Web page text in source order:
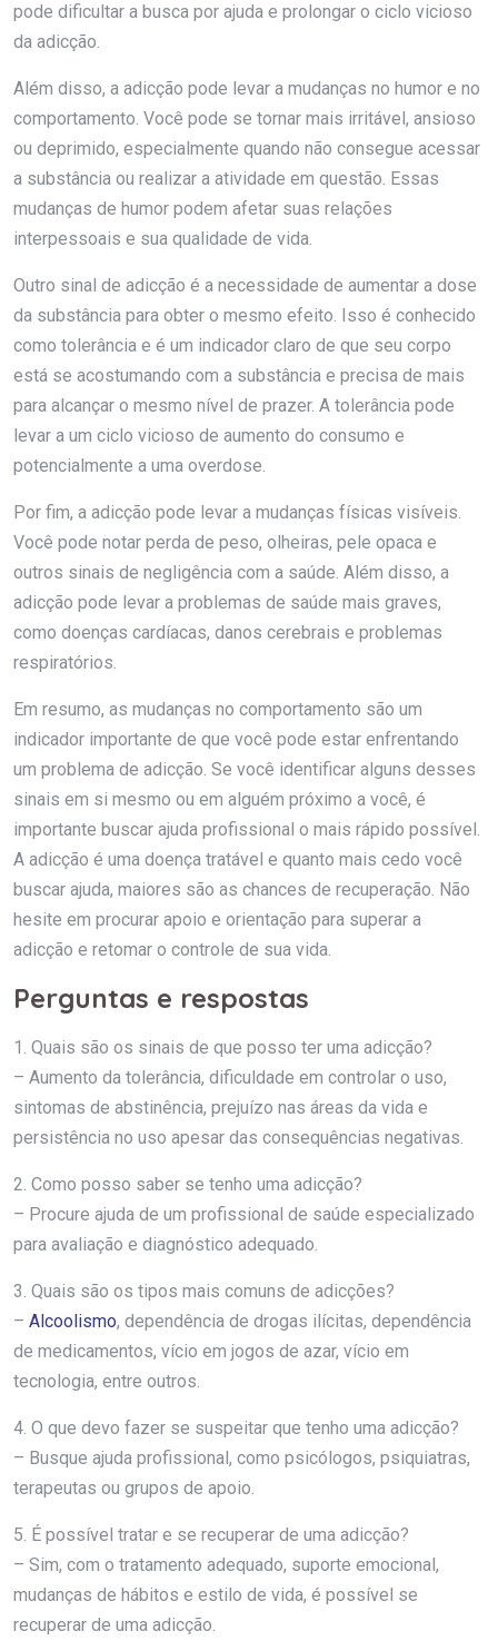
pode dificultar a busca por ajuda e prolongar o ciclo vicioso
da adicção.
Além disso, a adicção pode levar a mudanças no humor e no
comportamento. Você pode se tornar mais irritável, ansioso
ou deprimido, especialmente quando não consegue acessar
a substância ou realizar a atividade em questão. Essas
mudanças de humor podem afetar suas relações
interpessoais e sua qualidade de vida.
Outro sinal de adicção é a necessidade de aumentar a dose
da substância para obter o mesmo efeito. Isso é conhecido
como tolerância e é um indicador claro de que seu corpo
está se acostumando com a substância e precisa de mais
para alcançar o mesmo nível de prazer. A tolerância pode
levar a um ciclo vicioso de aumento do consumo e
potencialmente a uma overdose.
Por fim, a adicção pode levar a mudanças físicas visíveis.
Você pode notar perda de peso, olheiras, pele opaca e
outros sinais de negligência com a saúde. Além disso, a
adicção pode levar a problemas de saúde mais graves,
como doenças cardíacas, danos cerebrais e problemas
respiratórios.
Em resumo, as mudanças no comportamento são um
indicador importante de que você pode estar enfrentando
um problema de adicção. Se você identificar alguns desses
sinais em si mesmo ou em alguém próximo a você, é
importante buscar ajuda profissional o mais rápido possível.
A adicção é uma doença tratável e quanto mais cedo você
buscar ajuda, maiores são as chances de recuperação. Não
hesite em procurar apoio e orientação para superar a
adicção e retomar o controle de sua vida.
Perguntas e respostas
1. Quais são os sinais de que posso ter uma adicção?
– Aumento da tolerância, dificuldade em controlar o uso,
sintomas de abstinência, prejuízo nas áreas da vida e
persistência no uso apesar das consequências negativas.
2. Como posso saber se tenho uma adicção?
– Procure ajuda de um profissional de saúde especializado
para avaliação e diagnóstico adequado.
3. Quais são os tipos mais comuns de adicções?
– Alcoolismo, dependência de drogas ilícitas, dependência
de medicamentos, vício em jogos de azar, vício em
tecnologia, entre outros.
4. O que devo fazer se suspeitar que tenho uma adicção?
– Busque ajuda profissional, como psicólogos, psiquiatras,
terapeutas ou grupos de apoio.
5. É possível tratar e se recuperar de uma adicção?
– Sim, com o tratamento adequado, suporte emocional,
mudanças de hábitos e estilo de vida, é possível se
recuperar de uma adicção.